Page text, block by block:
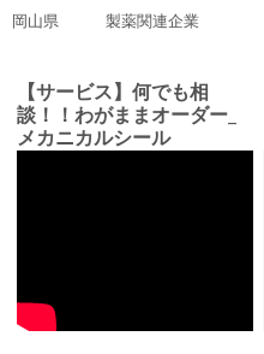
岡山県 製薬関連企業
【サービス】何でも相
談！！わがままオーダー_
メカニカルシール